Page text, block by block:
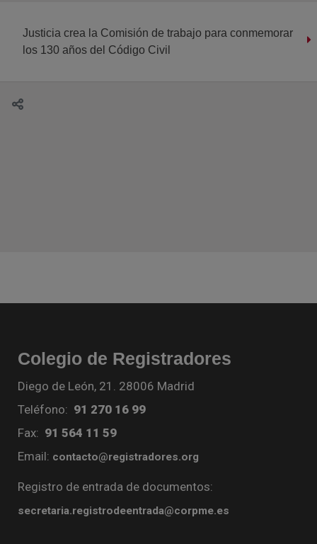
Justicia crea la Comisión de trabajo para conmemorar
los 130 años del Código Civil
Colegio de Registradores
Diego de León, 21. 28006 Madrid
Teléfono: 91 270 16 99
Fax: 91 564 11 59
Email: contacto@registradores.org
Registro de entrada de documentos:
secretaria.registrodeentrada@corpme.es